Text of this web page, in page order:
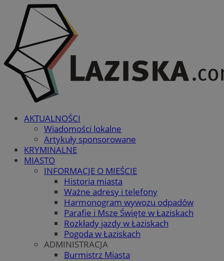
AKTUALNOŚCI
Wiadomości lokalne
Artykuły sponsorowane
KRYMINALNE
MIASTO
INFORMACJE O MIEŚCIE
Historia miasta
Ważne adresy i telefony
Harmonogram wywozu odpadów
Parafie i Msze Święte w Łaziskach
Rozkłady jazdy w Łaziskach
Pogoda w Łaziskach
ADMINISTRACJA
Burmistrz Miasta